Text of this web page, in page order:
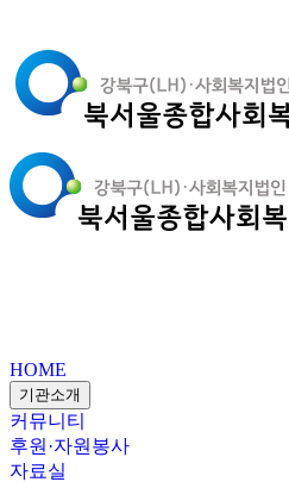
HOME
기관소개
커뮤니티
후원·자원봉사
자료실